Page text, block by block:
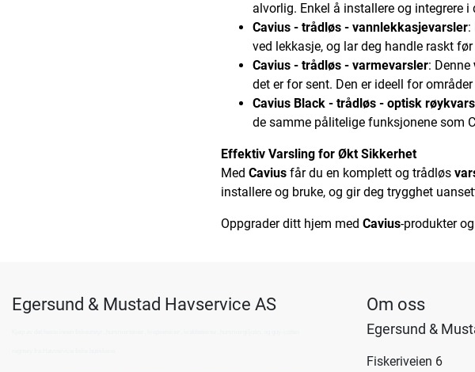
alvorlig. Enkel å installere og integrere
Cavius - trådløs - vannlekkasjevarsler:
ved lekkasje, og lar deg handle raskt
Cavius - trådløs - varmevarsler: Denne
det er for sent. Den er ideell for
Cavius Black - trådløs - optisk
de samme pålitelige funksjonene som
Effektiv Varsling for Økt Sikkerhet
Med Caviusfår du en komplett og trådløs
installere og bruke, og gir deg trygghet
Oppgrader ditt hjem med Cavius-produkter
Egersund & Mustad Havservice AS Om oss
Egersund &
Fiskeriveien 6